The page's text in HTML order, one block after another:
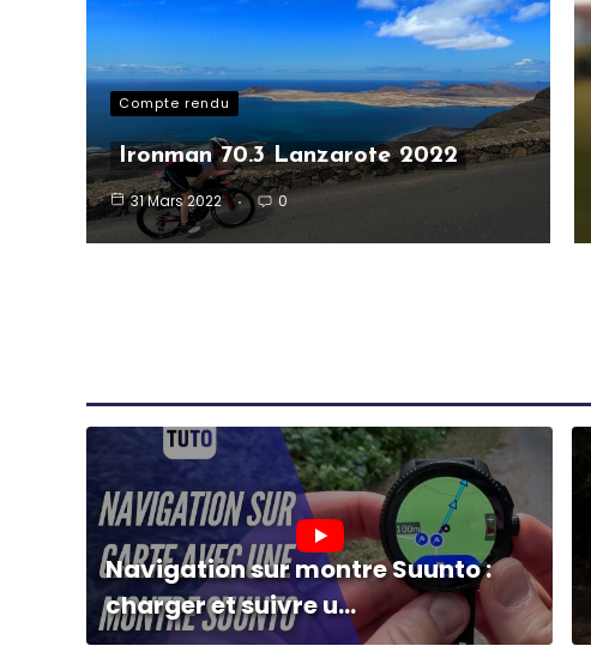
Compte rendu
Ironman 70.3 Lanzarote 2022
31 Mars 2022 0
Navigation sur montre Suunto :
charger et suivre u...